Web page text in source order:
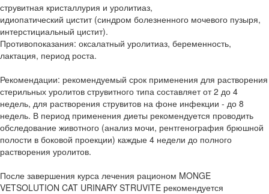
струвитная кристаллурия и уролитиаз,
идиопатический цистит (синдром болезненного мочевого пузыря,
интерстициальный цистит).
Противопоказания: оксалатный уролитиаз, беременность,
лактация, период роста.
Рекомендации: рекомендуемый срок применения для растворения
стерильных уролитов струвитного типа составляет от 2 до 4
недель, для растворения струвитов на фоне инфекции - до 8
недель. В период применения диеты рекомендуется проводить
обследование животного (анализ мочи, рентгенография брюшной
полости в боковой проекции) каждые 4 недели до полного
растворения уролитов.
После завершения курса лечения рационом MONGE
VETSOLUTION CAT URINARY STRUVITE рекомендуется